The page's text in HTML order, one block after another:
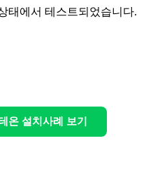
태에서 테스트되었습니다.
온 설치사례 보기